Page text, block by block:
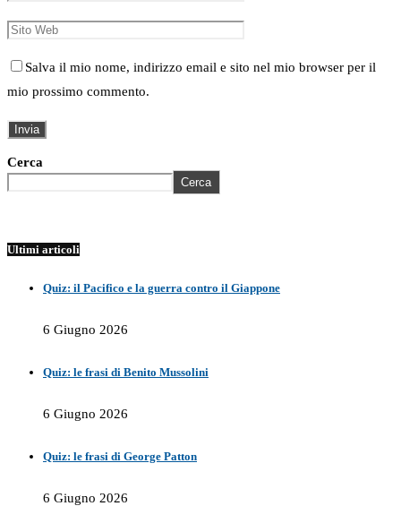
Salva il mio nome, indirizzo email e sito nel mio browser per il
mio prossimo commento.
Cerca
Cerca
Ultimi articoli
Quiz: il Pacifico e la guerra contro il Giappone
6 Giugno 2026
Quiz: le frasi di Benito Mussolini
6 Giugno 2026
Quiz: le frasi di George Patton
6 Giugno 2026